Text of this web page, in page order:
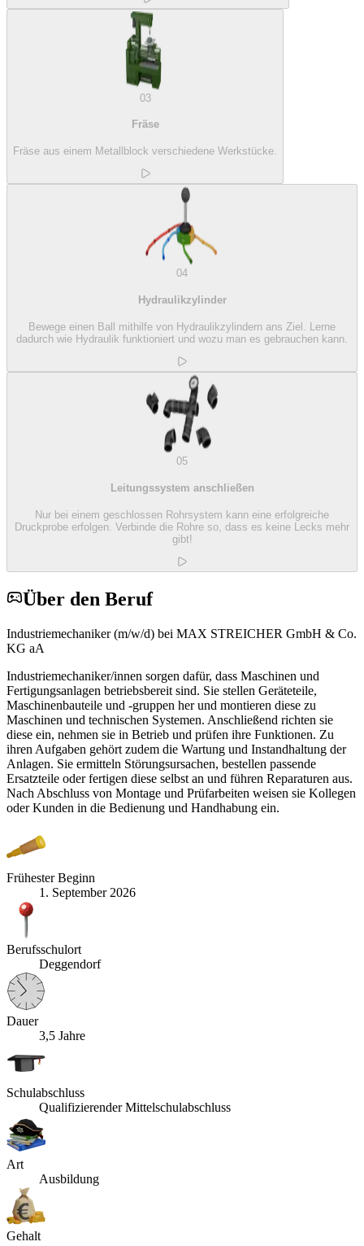
03
Fräse
Fräse aus einem Metallblock verschiedene Werkstücke.
04
Hydraulikzylinder
Bewege einen Ball mithilfe von Hydraulikzylindern ans Ziel. Lerne
dadurch wie Hydraulik funktioniert und wozu man es gebrauchen kann.
05
Leitungssystem anschließen
Nur bei einem geschlossen Rohrsystem kann eine erfolgreiche
Druckprobe erfolgen. Verbinde die Rohre so, dass es keine Lecks mehr
gibt!
Über den Beruf
Industriemechaniker (m/w/d) bei MAX STREICHER GmbH & Co.
KG aA
Industriemechaniker/innen sorgen dafür, dass Maschinen und
Fertigungsanlagen betriebsbereit sind. Sie stellen Geräteteile,
Maschinenbauteile und -gruppen her und montieren diese zu
Maschinen und technischen Systemen. Anschließend richten sie
diese ein, nehmen sie in Betrieb und prüfen ihre Funktionen. Zu
ihren Aufgaben gehört zudem die Wartung und Instandhaltung der
Anlagen. Sie ermitteln Störungsursachen, bestellen passende
Ersatzteile oder fertigen diese selbst an und führen Reparaturen aus.
Nach Abschluss von Montage und Prüfarbeiten weisen sie Kollegen
oder Kunden in die Bedienung und Handhabung ein.
Frühester Beginn
1. September 2026
Berufsschulort
Deggendorf
Dauer
3,5 Jahre
Schulabschluss
Qualifizierender Mittelschulabschluss
Art
Ausbildung
Gehalt